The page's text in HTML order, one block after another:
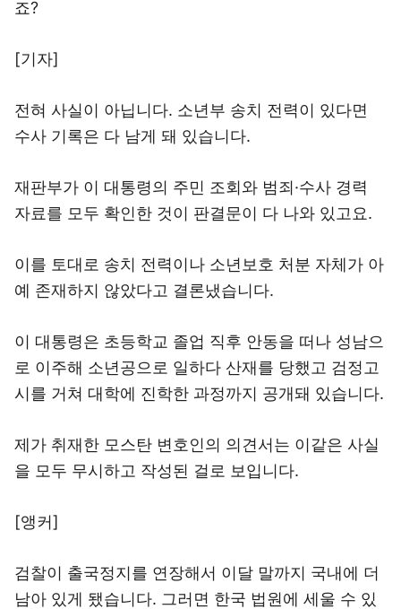
죠?
[기자]
전혀 사실이 아닙니다. 소년부 송치 전력이 있다면
수사 기록은 다 남게 돼 있습니다.
재판부가 이 대통령의 주민 조회와 범죄·수사 경력
자료를 모두 확인한 것이 판결문이 다 나와 있고요.
이를 토대로 송치 전력이나 소년보호 처분 자체가 아
예 존재하지 않았다고 결론냈습니다.
이 대통령은 초등학교 졸업 직후 안동을 떠나 성남으
로 이주해 소년공으로 일하다 산재를 당했고 검정고
시를 거쳐 대학에 진학한 과정까지 공개돼 있습니다.
제가 취재한 모스탄 변호인의 의견서는 이같은 사실
을 모두 무시하고 작성된 걸로 보입니다.
[앵커]
검찰이 출국정지를 연장해서 이달 말까지 국내에 더
남아 있게 됐습니다. 그러면 한국 법원에 세울 수 있